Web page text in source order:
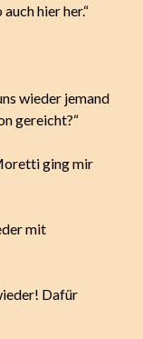
hier her.“
wieder jemand
gereicht?“
ging mir
mit
Dafür